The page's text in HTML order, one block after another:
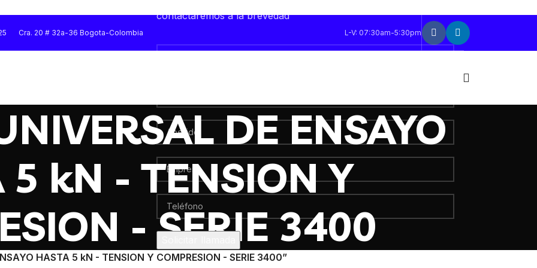
Cra. 20 # 32a-36 Bogota-Colombia L-V: 07:30am-5:30pm
contactaremos a la brevedad
DE ENSAYO
5 kN - TENSION Y
- SERIE 3400
HASTA 5 kN - TENSION Y COMPRESION - SERIE 3400”